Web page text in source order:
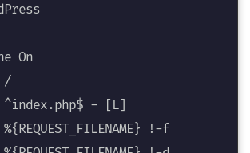
On
/
^index.php$ - [L]
!-f